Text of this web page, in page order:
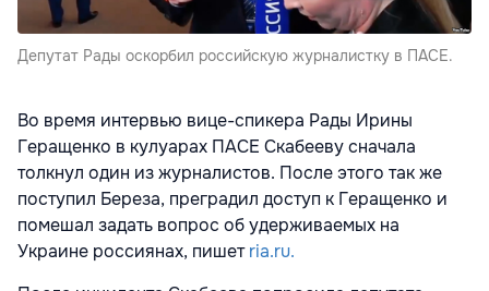
Депутат Рады оскорбил российскую журналистку в ПАСЕ.
Во время интервью вице-спикера Рады Ирины
Геращенко в кулуарах ПАСЕ Скабееву сначала
толкнул один из журналистов. После этого так же
поступил Береза, преградил доступ к Геращенко и
помешал задать вопрос об удерживаемых на
Украине россиянах, пишетria.ru.